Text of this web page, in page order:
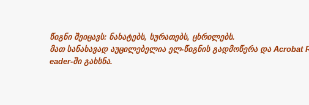
წიგნი შეიცავს: ნახატებს, სურათებს, ცხრილებს.
მათ სანახავად აუცილებელია ელ-წიგნის გადმოწერა და Acrobat
eader-ში გახსნა.